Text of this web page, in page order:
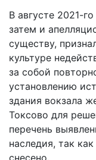
В августе 2021-
затем и
существу,
культуре
за собой
установлению
здания вокзала
Токсово для
перечень
наследия, так
снесено.